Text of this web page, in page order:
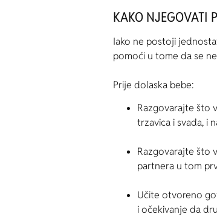
KAKO NJEGOVATI
Iako ne postoji
pomoći u tome da se
Prije dolaska bebe:
Razgovarajte što
trzavica i svađa, i
Razgovarajte što
partnera u tom
Učite otvoreno
i očekivanje da